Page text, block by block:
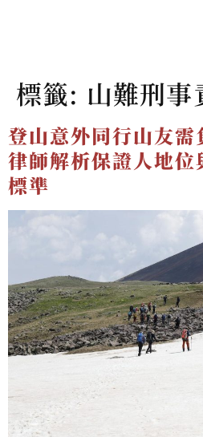
標籤: 山難刑事
登山意外同行山友需
律師解析保證人地
標準